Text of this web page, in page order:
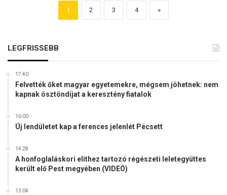
1 2 3 4 »
LEGFRISSEBB
17:40
Felvették őket magyar egyetemekre, mégsem jöhetnek: nem
kapnak ösztöndíjat a keresztény fiatalok
16:00
Új lendületet kap a ferences jelenlét Pécsett
14:28
A honfoglaláskori elithez tartozó régészeti leletegyüttes
került elő Pest megyében (VIDEÓ)
13:04